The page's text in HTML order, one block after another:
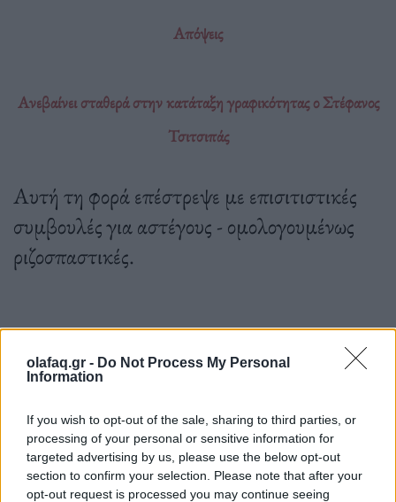
olafaq.gr - Do Not Process My Personal
Information
If you wish to opt-out of the sale, sharing to third parties, or
processing of your personal or sensitive information for
targeted advertising by us, please use the below opt-out
section to confirm your selection. Please note that after your
opt-out request is processed you may continue seeing
Απόψεις
Aνεβαίνει σταθερά στην κατάταξη γραφικότητας ο Στέφανος
Τσιτσιπάς
Αυτή τη φορά επέστρεψε με επισιτιστικές
συμβουλές για αστέγους - ομολογουμένως
ριζοσπαστικές.
27.06.2022